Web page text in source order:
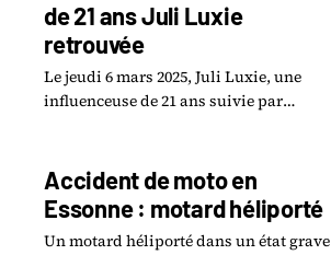
de 21 ans Juli Luxie
retrouvée
Le jeudi 6 mars 2025, Juli Luxie, une
influenceuse de 21 ans suivie par
Accident de moto en
Essonne : motard héliporté
Un motard héliporté dans un état grave